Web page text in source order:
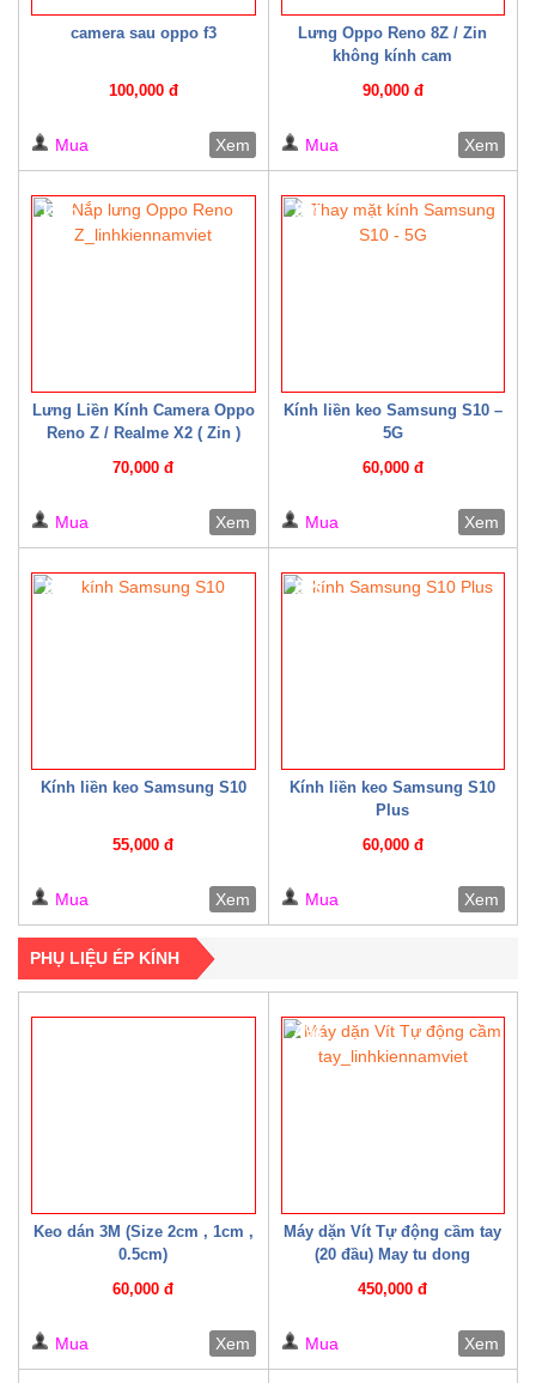
camera sau oppo f3
100,000 đ
Mua Xem
Lưng Oppo Reno 8Z / Zin
không kính cam
90,000 đ
Mua Xem
Lưng Liền Kính Camera Oppo
Reno Z / Realme X2 ( Zin )
70,000 đ
13%
Mua Xem
Kính liền keo Samsung S10 –
5G
60,000 đ
8%
Mua Xem
Kính liền keo Samsung S10
55,000 đ
8%
Mua Xem
Kính liền keo Samsung S10
Plus
60,000 đ
8%
Mua Xem
PHỤ LIỆU ÉP KÍNH
Keo dán 3M (Size 2cm , 1cm ,
0.5cm)
60,000 đ
Mua Xem
Máy dặn Vít Tự động cầm tay
(20 đầu) May tu dong
450,000 đ
4%
Mua Xem